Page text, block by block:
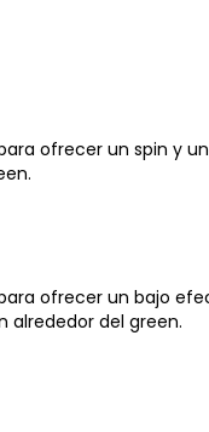
ofrecer un spin y
ofrecer un bajo
alrededor del green.